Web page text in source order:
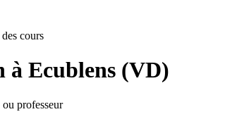
cours
Ecublens (VD)
professeur